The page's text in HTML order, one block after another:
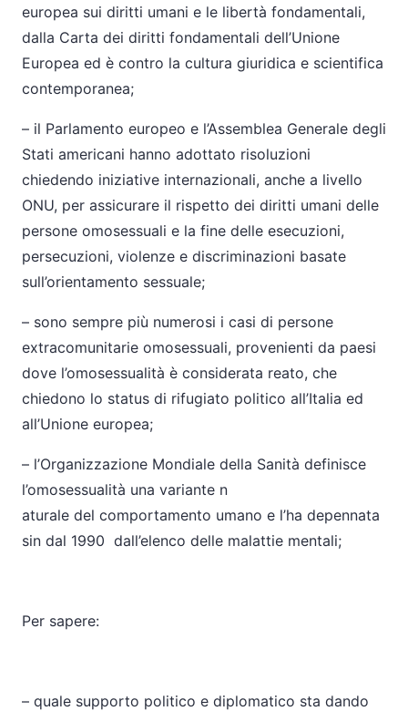
europea sui diritti umani e le libertà fondamentali,
dalla Carta dei diritti fondamentali dell’Unione
Europea ed è contro la cultura giuridica e scientifica
contemporanea;
– il Parlamento europeo e l’Assemblea Generale degli
Stati americani hanno adottato risoluzioni
chiedendo iniziative internazionali, anche a livello
ONU, per assicurare il rispetto dei diritti umani delle
persone omosessuali e la fine delle esecuzioni,
persecuzioni, violenze e discriminazioni basate
sull’orientamento sessuale;
– sono sempre più numerosi i casi di persone
extracomunitarie omosessuali, provenienti da paesi
dove l’omosessualità è considerata reato, che
chiedono lo status di rifugiato politico all’Italia ed
all’Unione europea;
– l’Organizzazione Mondiale della Sanità definisce
l’omosessualità una variante n
aturale del comportamento umano e l’ha depennata
sin dal 1990 dall’elenco delle malattie mentali;
Per sapere:
– quale supporto politico e diplomatico sta dando